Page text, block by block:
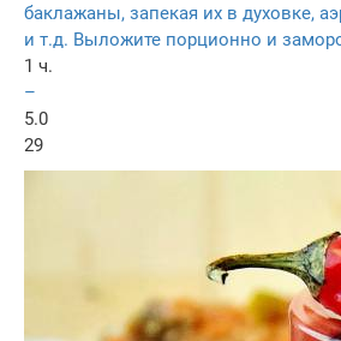
баклажаны, запекая их в духовке,
и т.д. Выложите порционно и
1 ч.
–
5.0
29